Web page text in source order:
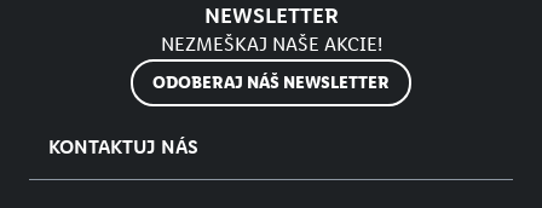
NEWSLETTER
NEZMEŠKAJ NAŠE AKCIE!
ODOBERAJ NÁŠ NEWSLETTER
KONTAKTUJ NÁS